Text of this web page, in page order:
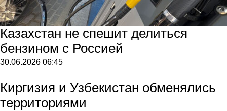
Казахстан не спешит делиться
бензином с Россией
30.06.2026 06:45
Киргизия и Узбекистан обменялись
территориями